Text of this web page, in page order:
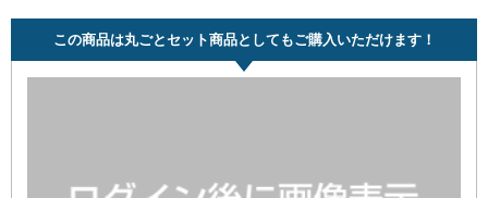
この商品は丸ごとセット商品としてもご購入いただけます！